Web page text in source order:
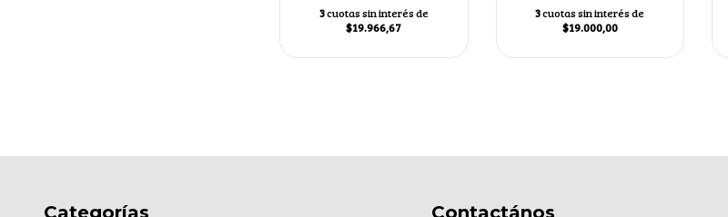
3cuotas sin interés de
$19.966,67
3cuotas sin interés de
$19.000,00